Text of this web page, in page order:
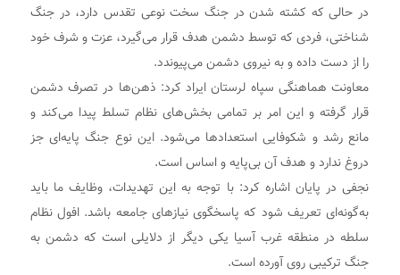
در حالی که کشته شدن در جنگ سخت نوعی تقدس دارد، در جنگ
شناختی، فردی که توسط دشمن هدف قرار می‌گیرد، عزت و شرف خود
را از دست داده و به نیروی دشمن می‌پیوندد.
معاونت هماهنگی سپاه لرستان ایراد کرد: ذهن‌ها در تصرف دشمن
قرار گرفته و این امر بر تمامی بخش‌های نظام تسلط پیدا می‌کند و
مانع رشد و شکوفایی استعدادها می‌شود. این نوع جنگ پایه‌ای جز
دروغ ندارد و هدف آن بی‌پایه و اساس است.
نجفی در پایان اشاره کرد: با توجه به این تهدیدات، وظایف ما باید
به‌گونه‌ای تعریف شود که پاسخگوی نیازهای جامعه باشد. افول نظام
سلطه در منطقه غرب آسیا یکی دیگر از دلایلی است که دشمن به
جنگ ترکیبی روی آورده است.